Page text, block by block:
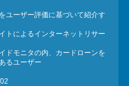
ユーザー評価に基づいて紹介す
トによるインターネットリサー
ドモニタの内、カードローンを
るユーザー